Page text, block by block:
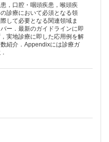
音難聴 （伊藤 健）
口佳裕）
津雅秀）
貴夫）
，口腔・咽頭疾患，喉頭疾
診療において必須となる領
して必要となる関連領域ま
ー．最新のガイドラインに即
実地診療に即した応用例を解
紹介．Appendixには診療ガ